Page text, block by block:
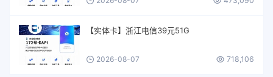
【实体卡】浙江电信39元51G
2026-08-07 718,106